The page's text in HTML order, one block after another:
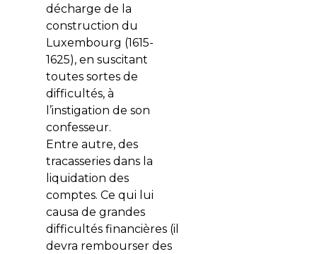
décharge de la
construction du
Luxembourg (1615-
1625), en suscitant
toutes sortes de
difficultés, à
l’instigation de son
confesseur.
Entre autre, des
tracasseries dans la
liquidation des
comptes. Ce qui lui
causa de grandes
difficultés financières (il
devra rembourser des